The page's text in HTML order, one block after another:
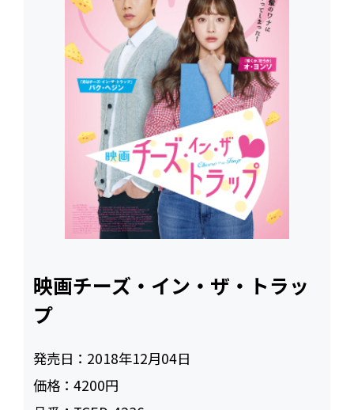
映画チーズ・イン・ザ・トラッ
プ
発売日： 2018年12月04日
価格：4200円